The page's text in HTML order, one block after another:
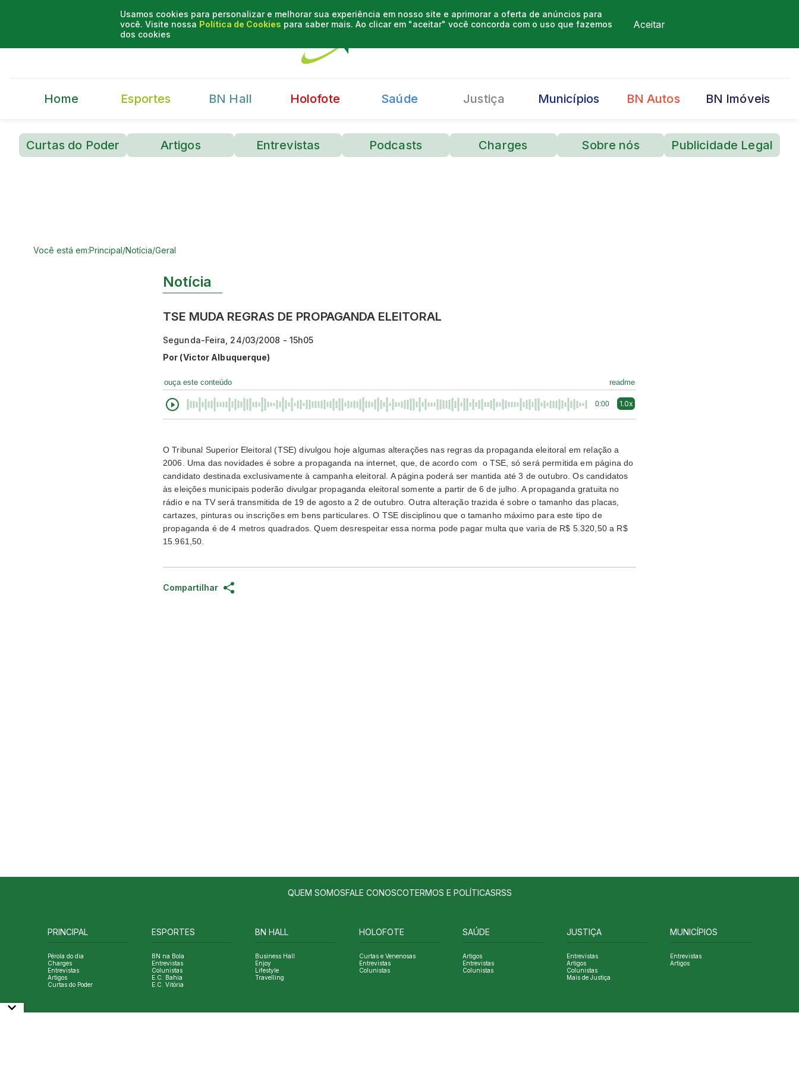
Usamos cookies para personalizar e melhorar sua experiência em nosso site e aprimorar a oferta de anúncios para
você. Visite nossa Política de Cookies para saber mais. Ao clicar em "aceitar" você concorda com o uso que fazemos
dos cookies
Aceitar
Home Esportes BN Hall Holofote Saúde Justiça Municípios BN Autos BN Imóveis
Curtas do Poder Artigos Entrevistas Podcasts Charges Sobre nós Publicidade Legal
Você está em:Principal/Notícia/Geral
Notícia
TSE MUDA REGRAS DE PROPAGANDA ELEITORAL
Segunda-Feira, 24/03/2008 - 15h05
Por (Victor Albuquerque)
ouça este conteúdo readme
0:00 1.0x
O Tribunal Superior Eleitoral (TSE) divulgou hoje algumas alterações nas regras da propaganda eleitoral em relação a
2006. Uma das novidades é sobre a propaganda na internet, que, de acordo com o TSE, só será permitida em página do
candidato destinada exclusivamente à campanha eleitoral. A página poderá ser mantida até 3 de outubro. Os candidatos
às eleições municipais poderão divulgar propaganda eleitoral somente a partir de 6 de julho. A propaganda gratuita no
rádio e na TV será transmitida de 19 de agosto a 2 de outubro. Outra alteração trazida é sobre o tamanho das placas,
cartazes, pinturas ou inscrições em bens particulares. O TSE disciplinou que o tamanho máximo para este tipo de
propaganda é de 4 metros quadrados. Quem desrespeitar essa norma pode pagar multa que varia de R$ 5.320,50 a R$
15.961,50.
Compartilhar
QUEM SOMOSFALE CONOSCOTERMOS E POLÍTICASRSS
PRINCIPAL
Pérola do dia
Charges
Entrevistas
Artigos
Curtas do Poder
ESPORTES
BN na Bola
Entrevistas
Colunistas
E.C. Bahia
E.C. Vitória
BN HALL
Business Hall
Enjoy
Lifestyle
Travelling
HOLOFOTE
Curtas e Venenosas
Entrevistas
Colunistas
SAÚDE
Artigos
Entrevistas
Colunistas
JUSTIÇA
Entrevistas
Artigos
Colunistas
Mais de Justiça
MUNICÍPIOS
Entrevistas
Artigos